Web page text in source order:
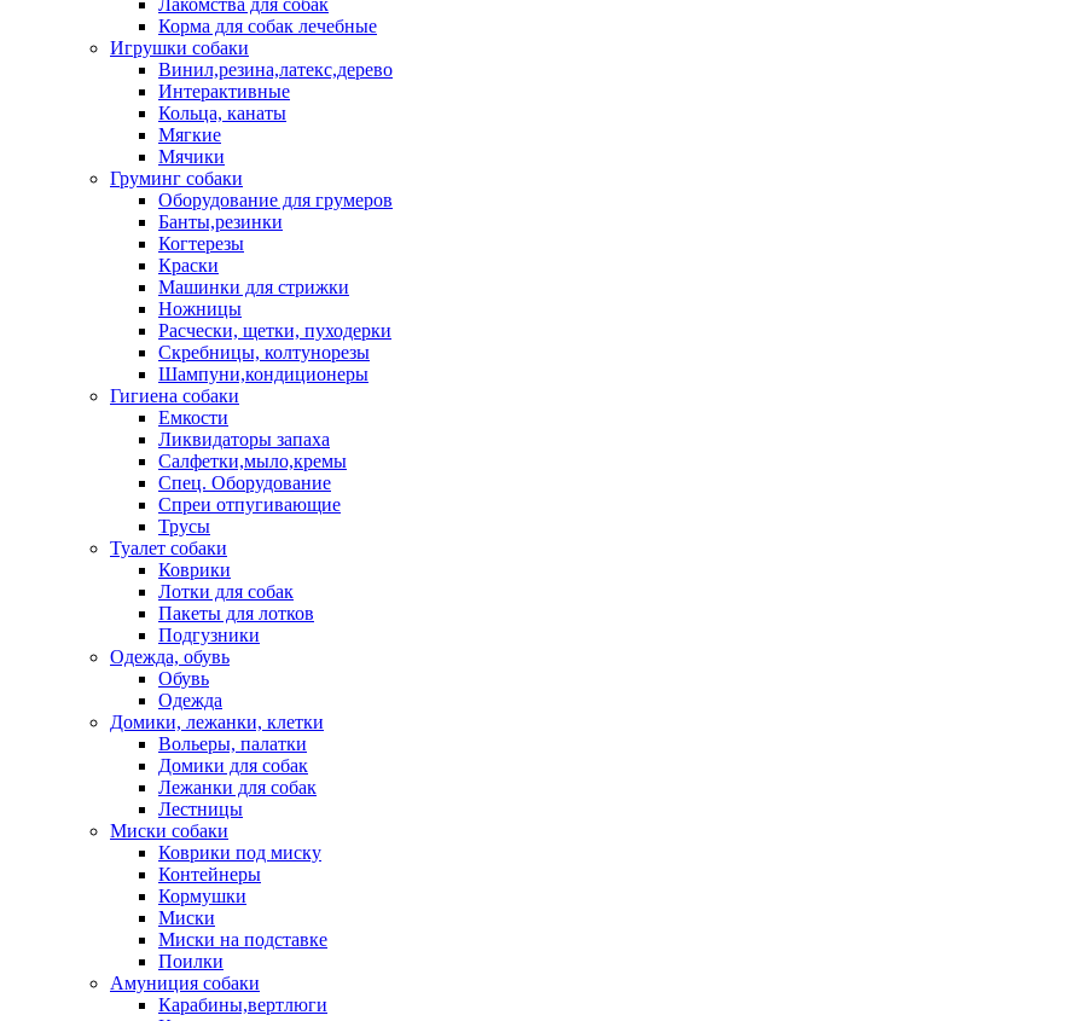
Лакомства для собак
Корма для собак лечебные
Игрушки собаки
Винил,резина,латекс,дерево
Интерактивные
Кольца, канаты
Мягкие
Мячики
Груминг собаки
Оборудование для грумеров
Банты,резинки
Когтерезы
Краски
Машинки для стрижки
Ножницы
Расчески, щетки, пуходерки
Скребницы, колтунорезы
Шампуни,кондиционеры
Гигиена собаки
Емкости
Ликвидаторы запаха
Салфетки,мыло,кремы
Спец. Оборудование
Спреи отпугивающие
Трусы
Туалет собаки
Коврики
Лотки для собак
Пакеты для лотков
Подгузники
Одежда, обувь
Обувь
Одежда
Домики, лежанки, клетки
Вольеры, палатки
Домики для собак
Лежанки для собак
Лестницы
Миски собаки
Коврики под миску
Контейнеры
Кормушки
Миски
Миски на подставке
Поилки
Амуниция собаки
Карабины,вертлюги